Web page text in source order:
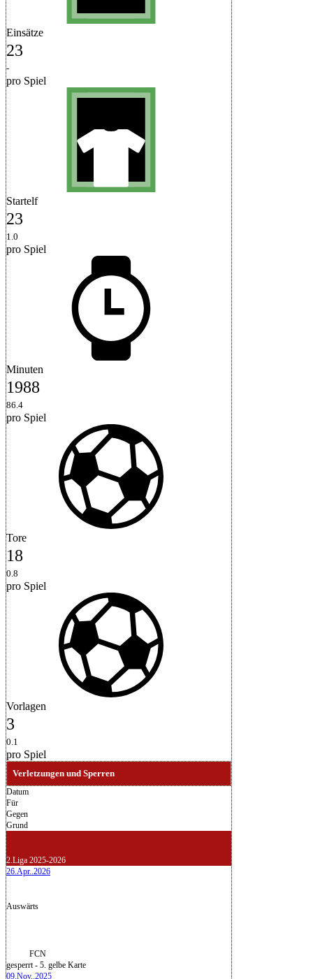
Einsätze
23
-
pro Spiel
Startelf
23
1.0
pro Spiel
Minuten
1988
86.4
pro Spiel
Tore
18
0.8
pro Spiel
Vorlagen
3
0.1
pro Spiel
Verletzungen und Sperren
Datum
Für
Gegen
Grund
2.Liga 2025-2026
26.Apr..2026
Auswärts
FCN
gesperrt - 5. gelbe Karte
09.Nov..2025